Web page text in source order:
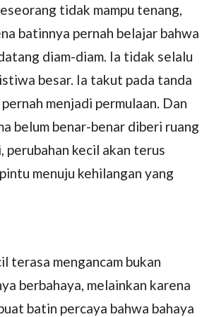
tidak mampu tenang,
batinnya pernah belajar bahwa
diam-diam. Ia tidak selalu
besar. Ia takut pada tanda
menjadi permulaan. Dan
belum benar-benar diberi ruang
perubahan kecil akan terus
menuju kehilangan yang
terasa mengancam bukan
berbahaya, melainkan karena
batin percaya bahwa bahaya